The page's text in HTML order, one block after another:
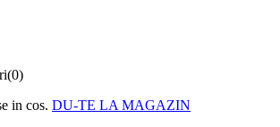
in cos. DU-TE LA MAGAZIN